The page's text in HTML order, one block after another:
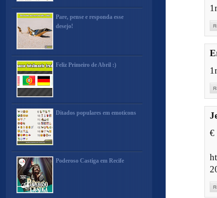
€
Pare, pense e responda esse
desejo!
Feliz Primeiro de Abril :)
Ditados populares em emoticons
Poderoso Castiga em Recife